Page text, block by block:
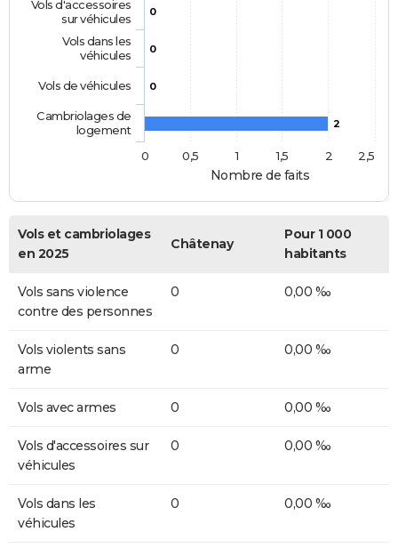
Nombre de faits
0
0
0
2
Vols d'accessoires
sur véhicules
Vols dans les
véhicules
Vols de véhicules
Cambriolages de
logement
0
0,5 1 1,5 2 2,5
Vols et cambriolages
en 2025
Châtenay
Pour 1 000
habitants
Vols sans violence
contre des personnes
0 0,00 ‰
Vols violents sans
arme
0 0,00 ‰
Vols avec armes 0 0,00 ‰
Vols d'accessoires sur
véhicules
0 0,00 ‰
Vols dans les
véhicules
0 0,00 ‰